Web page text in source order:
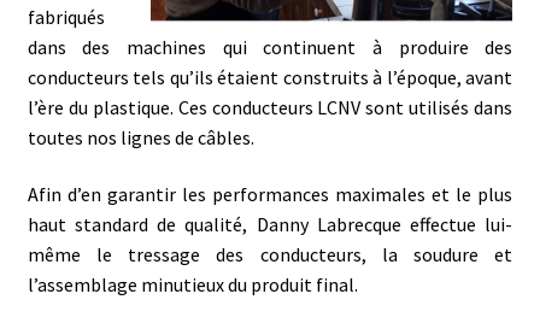
fabriqués
dans des machines qui continuent à produire des
conducteurs tels qu’ils étaient construits à l’époque, avant
l’ère du plastique. Ces conducteurs LCNV sont utilisés dans
toutes nos lignes de câbles.
Afin d’en garantir les performances maximales et le plus
haut standard de qualité, Danny Labrecque effectue lui-
même le tressage des conducteurs, la soudure et
l’assemblage minutieux du produit final.